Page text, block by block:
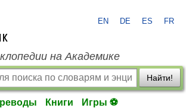
EN DE ES FR
на Академике
Найти!
Книги Игры ⚽